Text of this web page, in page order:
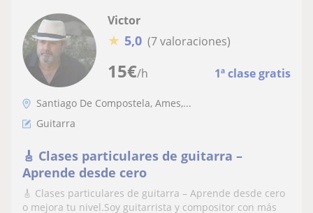
15€/h 1ª clase gratis
Victor
★ 5,0 (7 valoraciones)
Santiago De Compostela, Ames,...
Guitarra
🎸 Clases particulares de guitarra –
Aprende desde cero
🎸 Clases particulares de guitarra – Aprende desde cero
o mejora tu nivel.Soy guitarrista y compositor con más